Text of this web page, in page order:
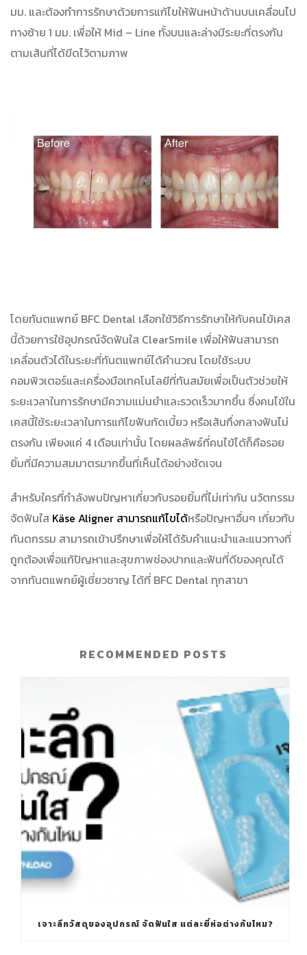
มม. และต้องทำการรักษาด้วยการแก้ไขให้ฟันหน้าด้านบนเคลื่อนไป
ทางซ้าย 1 มม. เพื่อให้ Mid – Line ทั้งบนและล่างมีระยะที่ตรงกัน
ตามเส้นที่ได้ขีดไว้ตามภาพ
โดยทันตแพทย์ BFC Dental เลือกใช้วิธีการรักษาให้กับคนไข้เคส
นี้ด้วยการใช้อุปกรณ์จัดฟันใส ClearSmile เพื่อให้ฟันสามารถ
เคลื่อนตัวได้ในระยะที่ทันตแพทย์ได้คำนวณ โดยใช้ระบบ
คอมพิวเตอร์และเครื่องมือเทคโนโลยีที่ทันสมัยเพื่อเป็นตัวช่วยให้
ระยะเวลาในการรักษามีความแม่นยำและรวดเร็วมากขึ้น ซึ่งคนไข้ใน
เคสนี้ใช้ระยะเวลาในการแก้ไขฟันกัดเบี้ยว หรือเส้นกึ่งกลางฟันไม่
ตรงกัน เพียงแค่ 4 เดือนเท่านั้น โดยผลลัพธ์ที่คนไข้ได้ก็คือรอย
ยิ้มที่มีความสมมาตรมากขึ้นที่เห็นได้อย่างชัดเจน
สำหรับใครที่กำลังพบปัญหาเกี่ยวกับรอยยิ้มที่ไม่เท่ากัน นวัตกรรม
จัดฟันใส Käse Aligner สามารถแก้ไขได้หรือปัญหาอื่นๆ เกี่ยวกับ
ทันตกรรม สามารถเข้าปรึกษาเพื่อให้ได้รับคำแนะนำและแนวทางที่
ถูกต้องเพื่อแก้ปัญหาและสุขภาพช่องปากและฟันที่ดีของคุณได้
จากทันตแพทย์ผู้เชี่ยวชาญ ได้ที่ BFC Dental ทุกสาขา
RECOMMENDED POSTS
เจาะลึกวัสดุของอุปกรณ์ จัดฟันใส แต่ละยี่ห่อต่างกันไหม?